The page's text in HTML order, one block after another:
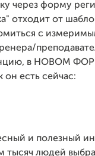
через форму
отходит от
с
в НОВОМ
он есть сейчас:
и полезный
тысяч людей